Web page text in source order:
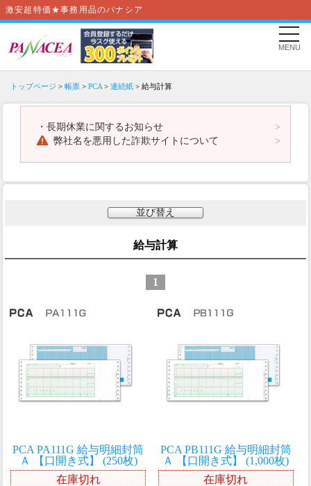
激安超特価★事務用品のパナシア
MENU
トップページ > 帳票 > PCA > 連続紙 > 給与計算
・ 長期休業に関するお知らせ
弊社名を悪用した詐欺サイトについて
並び替え
給与計算
1
PCA PA111G 給与明細封筒
Ａ 【口開き式】 (250枚)
在庫切れ
PCA PB111G 給与明細封筒
Ａ 【口開き式】 (1,000枚)
在庫切れ